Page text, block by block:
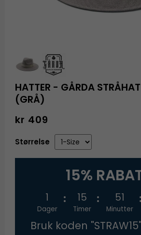
HATTER - GÅRDA
(GRÅ)
kr 409
Størrelse
15%
1
Dager
15
Timer
51
Minutter
Bruk koden